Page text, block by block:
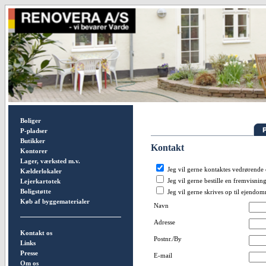
Boliger
P-pladser
Butikker
Kontorer
Lager, værksted m.v.
Kælderlokaler
Lejerkartotek
Boligstøtte
Køb af byggematerialer
Kontakt os
Links
Presse
Om os
Kontakt
Jeg vil gerne kontaktes vedrørende
Jeg vil gerne bestille en fremvisning
Jeg vil gerne skrives op til
Navn
Adresse
Postnr./By
E-mail